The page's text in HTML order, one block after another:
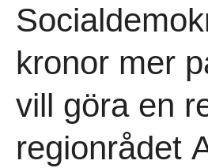
kronor mer
vill göra en
regionrådet